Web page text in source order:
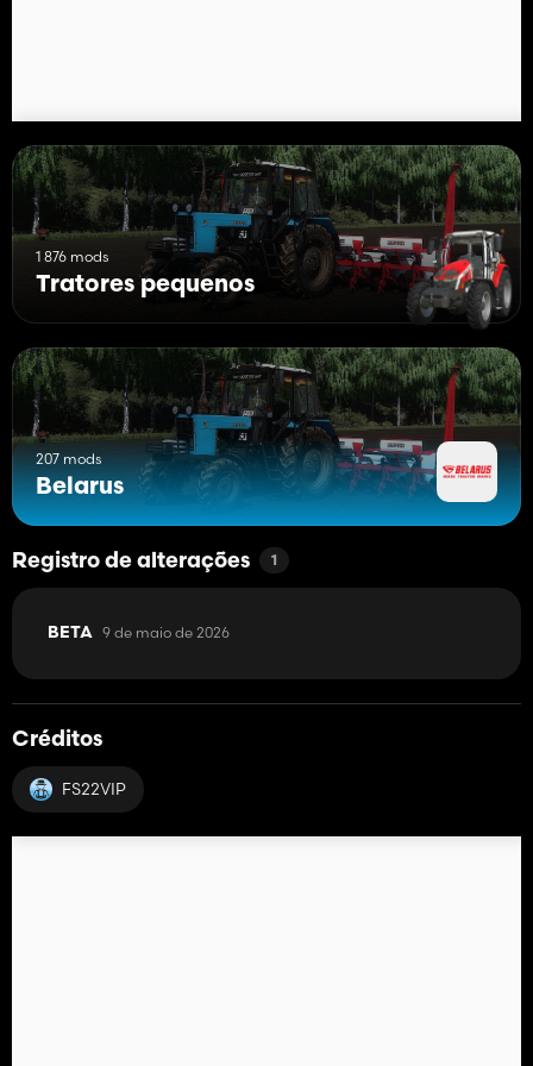
1 876 mods
Tratores pequenos
207 mods
Belarus
Registro de alterações 1
BETA 9 de maio de 2026
Créditos
FS22VIP